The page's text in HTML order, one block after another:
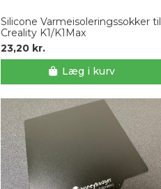
Silicone Varmeisoleringssokker til
Creality K1/K1Max
23,20 kr.
Læg i kurv